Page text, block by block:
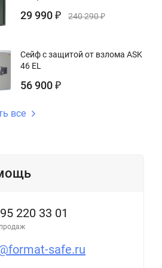
Сейф Muller
29 990 ₽ 240 290₽
Сейф с защитой от взлома ASK
46 EL
56 900 ₽
все
220 33 01
safe.ru